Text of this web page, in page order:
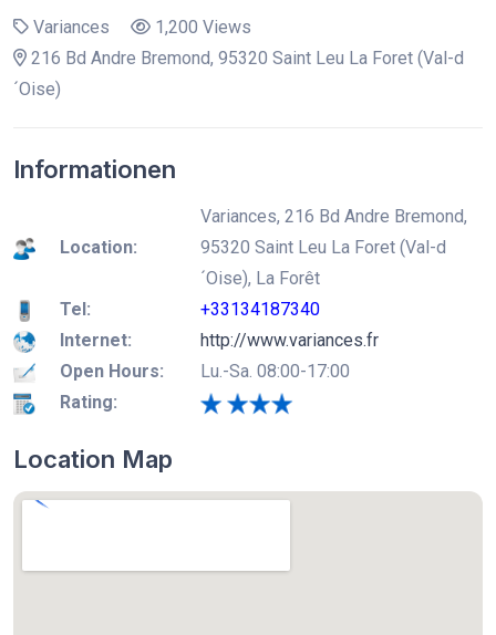
Variances
1,200 Views
216 Bd Andre Bremond, 95320 Saint Leu La Foret (Val-d
´Oise)
Informationen
Location:
Variances, 216 Bd Andre Bremond,
95320 Saint Leu La Foret (Val-d
´Oise), La Forêt
Tel:
+33134187340
Internet:
http://www.variances.fr
Open Hours:
Lu.-Sa. 08:00-17:00
Rating:
Location Map